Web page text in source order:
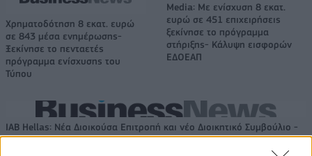
Χρηματοδότηση 8 εκατ. ευρώ
σε 843 μέσα ενημέρωσης-
Ξεκίνησε το πενταετές
πρόγραμμα ενίσχυσης του
Τύπου
Media: Με ενίσχυση 8 εκατ.
ευρώ σε 451 επιχειρήσεις
ξεκίνησε το πρόγραμμα
στήριξης- Κάλυψη εισφορών
ΕΔΟΕΑΠ
IAB Hellas: Νέα Διοικούσα Επιτροπή και νέο Διοικητικό Συμβούλιο -
Πρόεδρος ο Γαληνός Γιαγλής